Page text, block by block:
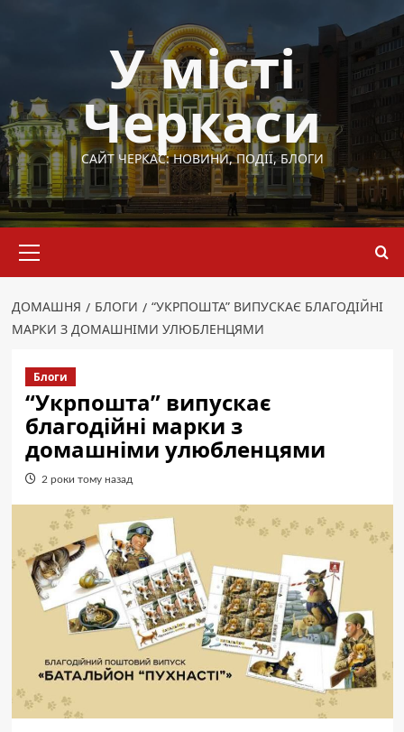
У місті
Черкаси
САЙТ ЧЕРКАС: НОВИНИ, ПОДІЇ, БЛОГИ
меню
ДОМАШНЯ БЛОГИ
“УКРПОШТА” ВИПУСКАЄ БЛАГОДІЙНІ
МАРКИ З ДОМАШНІМИ УЛЮБЛЕНЦЯМИ
Блоги
“Укрпошта” випускає
благодійні марки з
домашніми улюбленцями
2 роки тому назад